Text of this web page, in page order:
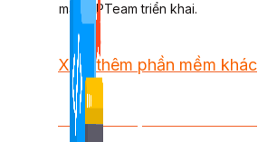
mà ATPTeam triển khai.
Xem thêm phần mềm khác
Xem thêm phần mềm khác